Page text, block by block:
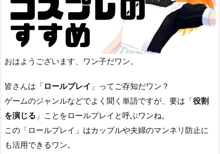
おはようございます、ワン子だワン。
皆さんは「 ロールプレイ 」ってご存知だワン？
ゲームのジャンルなどでよく聞く単語ですが、要は「役割
を演じる 」ことをロールプレイと呼ぶワンね。
この「ロールプレイ」はカップルや夫婦のマンネリ防止に
も活用できるワン。